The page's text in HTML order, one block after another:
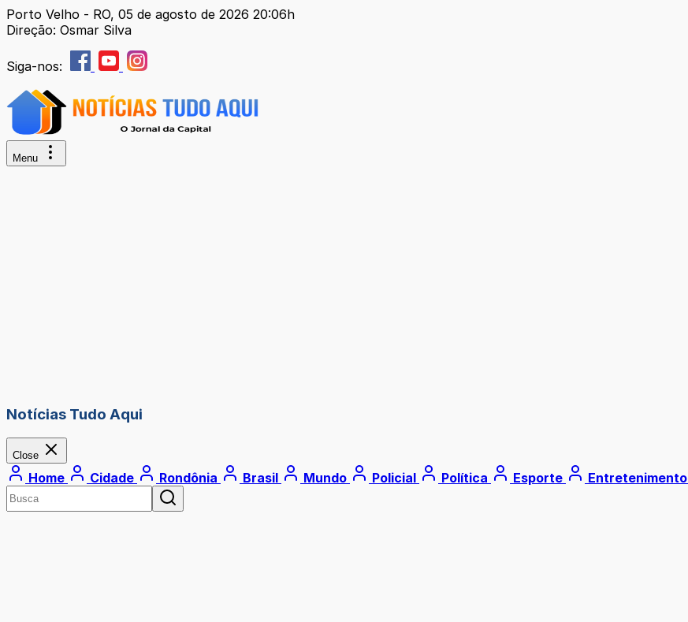
Porto Velho - RO, 05 de agosto de 2026 20:06h
Direção: Osmar Silva
Siga-nos:
Menu
Notícias Tudo Aqui
Close
Home Cidade Rondônia Brasil Mundo Policial Política Esporte Entretenimento